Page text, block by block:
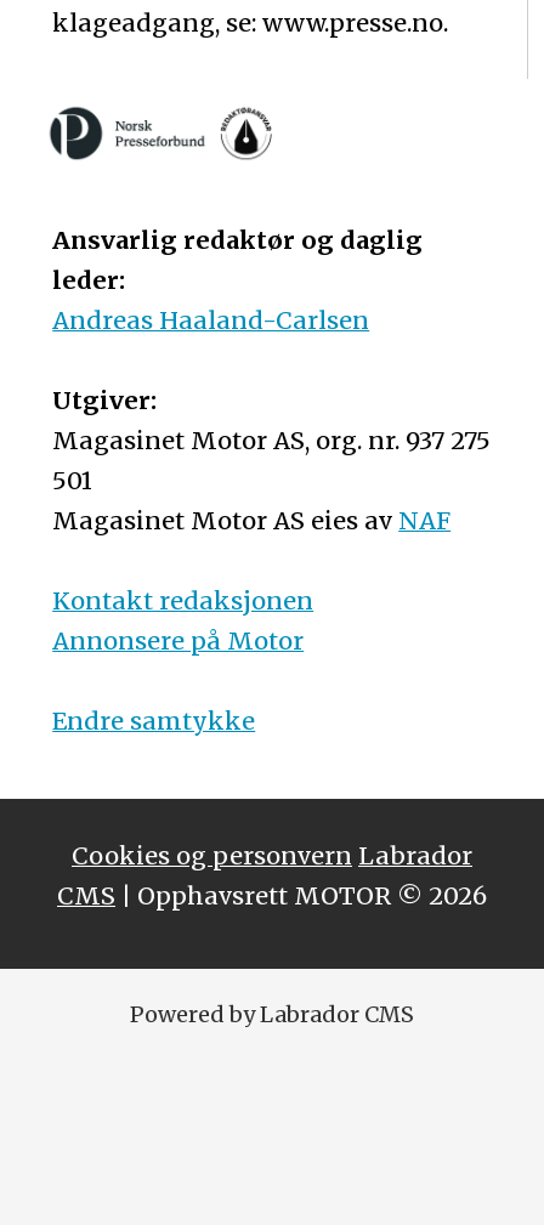
klageadgang, se: www.presse.no.
Ansvarlig redaktør og daglig
leder:
Andreas Haaland-Carlsen
Utgiver:
Magasinet Motor AS, org. nr. 937 275
501
Magasinet Motor AS eies av NAF
Kontakt redaksjonen
Annonsere på Motor
Endre samtykke
Cookies og personvern Labrador
CMS | Opphavsrett MOTOR © 2026
Powered by Labrador CMS